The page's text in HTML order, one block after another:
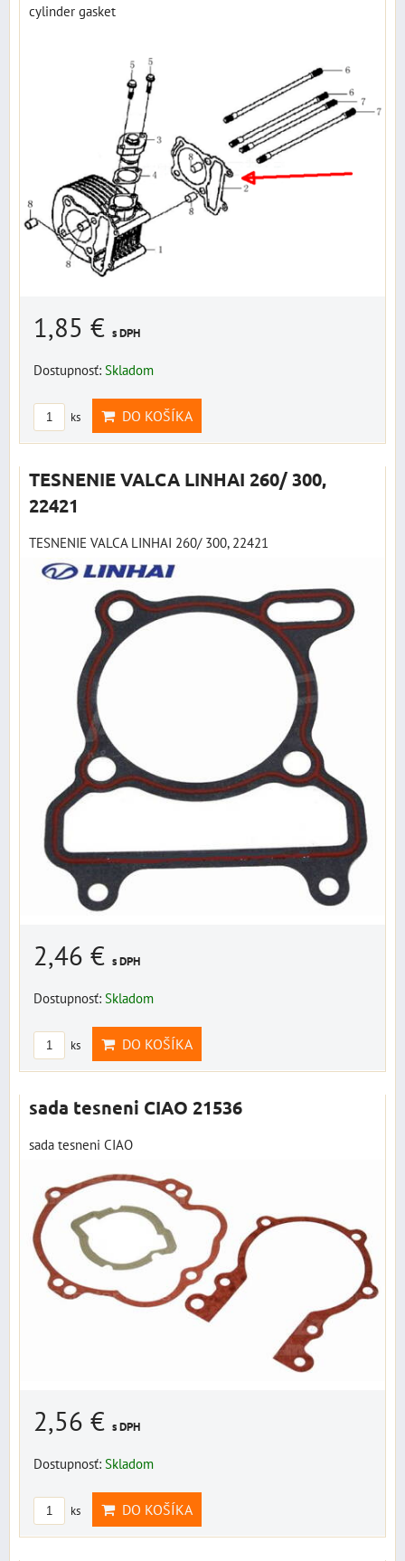
cylinder gasket
1,85 € s DPH
Dostupnosť: Skladom
ks DO KOŠÍKA
TESNENIE VALCA LINHAI 260/ 300,
22421
TESNENIE VALCA LINHAI 260/ 300, 22421
2,46 € s DPH
Dostupnosť: Skladom
ks DO KOŠÍKA
sada tesneni CIAO 21536
sada tesneni CIAO
2,56 € s DPH
Dostupnosť: Skladom
ks DO KOŠÍKA